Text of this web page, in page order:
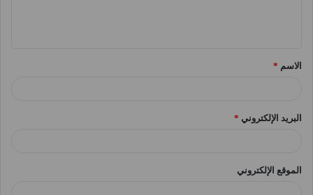
*الاسم *
البريد الإلكتروني *
الموقع الإلكتروني